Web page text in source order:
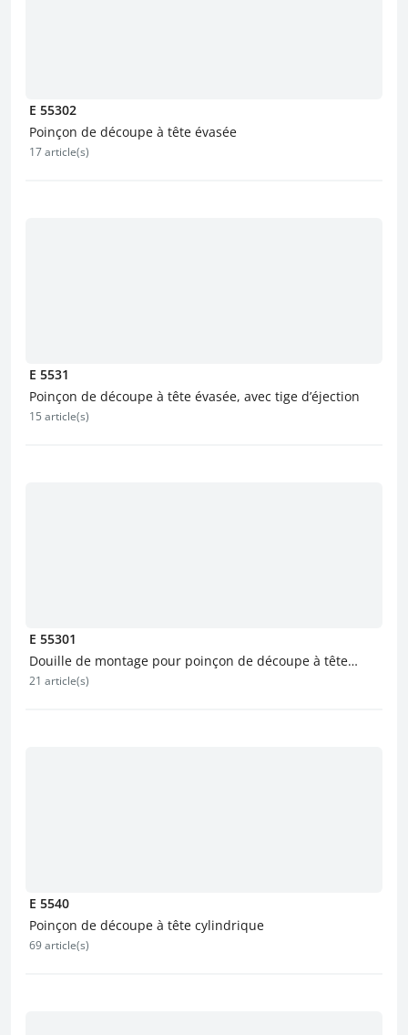
E 55302
Poinçon de découpe à tête évasée
17 article(s)
E 5531
Poinçon de découpe à tête évasée, avec tige d’éjection
15 article(s)
E 55301
Douille de montage pour poinçon de découpe à tête
évasée
21 article(s)
E 5540
Poinçon de découpe à tête cylindrique
69 article(s)